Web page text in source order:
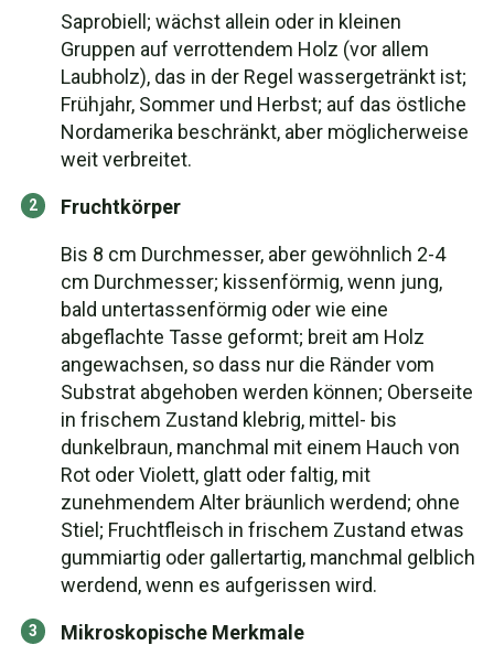
Saprobiell; wächst allein oder in kleinen
Gruppen auf verrottendem Holz (vor allem
Laubholz), das in der Regel wassergetränkt ist;
Frühjahr, Sommer und Herbst; auf das östliche
Nordamerika beschränkt, aber möglicherweise
weit verbreitet.
Fruchtkörper
Bis 8 cm Durchmesser, aber gewöhnlich 2-4
cm Durchmesser; kissenförmig, wenn jung,
bald untertassenförmig oder wie eine
abgeflachte Tasse geformt; breit am Holz
angewachsen, so dass nur die Ränder vom
Substrat abgehoben werden können; Oberseite
in frischem Zustand klebrig, mittel- bis
dunkelbraun, manchmal mit einem Hauch von
Rot oder Violett, glatt oder faltig, mit
zunehmendem Alter bräunlich werdend; ohne
Stiel; Fruchtfleisch in frischem Zustand etwas
gummiartig oder gallertartig, manchmal gelblich
werdend, wenn es aufgerissen wird.
Mikroskopische Merkmale